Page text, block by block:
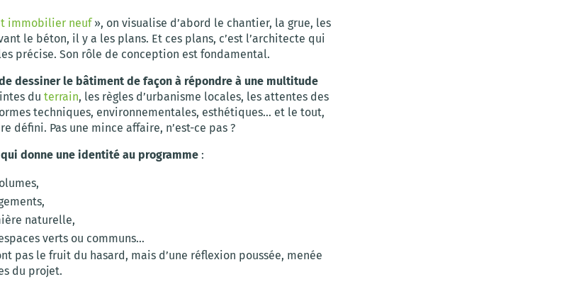
immobilier neuf», on visualise d’abord le chantier, la grue, les
le béton, il y a les plans. Et ces plans, c’est l’architecte qui
précise. Son rôle de conception est fondamental.
dessiner le bâtiment de façon à répondre à une multitude
du terrain, les règles d’urbanisme locales, les attentes des
techniques, environnementales, esthétiques… et le tout,
défini. Pas une mince affaire, n’est-ce pas ?
donne une identité au programme :
naturelle,
verts ou communs…
pas le fruit du hasard, mais d’une réflexion poussée, menée
du projet.